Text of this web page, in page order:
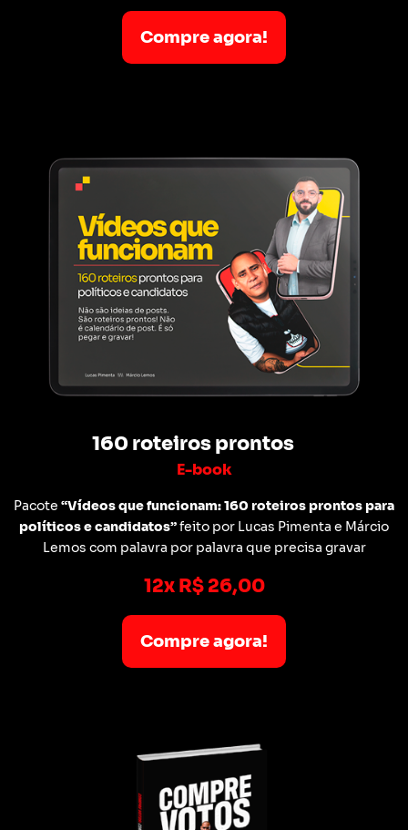
Compre agora!
160 roteiros prontos
E-book
Pacote “Vídeos que funcionam: 160 roteiros prontos para
políticos e candidatos”feito por Lucas Pimenta e Márcio
Lemos com palavra por palavra que precisa gravar
12x R$ 26,00
Compre agora!